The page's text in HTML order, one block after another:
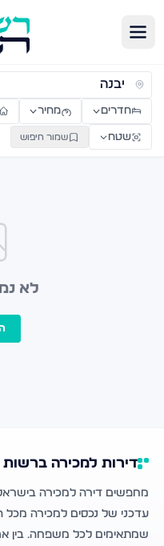
דירות למכירה
חדרים מחיר
שטח שמור חיפוש
לא
דירות למכירה ברשות
מחפשים דירה למכירה
עדכני של נכסים למכירה מכל
שמתאימים לכל משפחה. בין